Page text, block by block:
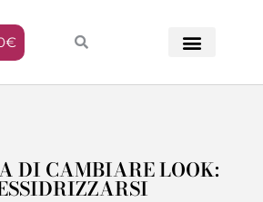
€
DI CAMBIARE LOOK: